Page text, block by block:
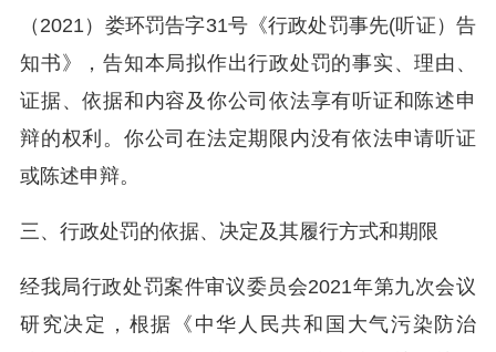
（2021）娄环罚告字31号《行政处罚事先(听证）告
知书》，告知本局拟作出行政处罚的事实、理由、
证据、依据和内容及你公司依法享有听证和陈述申
辩的权利。你公司在法定期限内没有依法申请听证
或陈述申辩。
三、行政处罚的依据、决定及其履行方式和期限
经我局行政处罚案件审议委员会2021年第九次会议
研究决定，根据《中华人民共和国大气污染防治